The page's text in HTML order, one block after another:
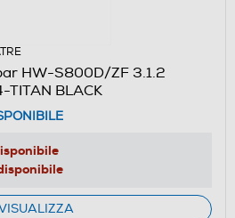
HW-S800D/ZF 3.1.2
BLACK